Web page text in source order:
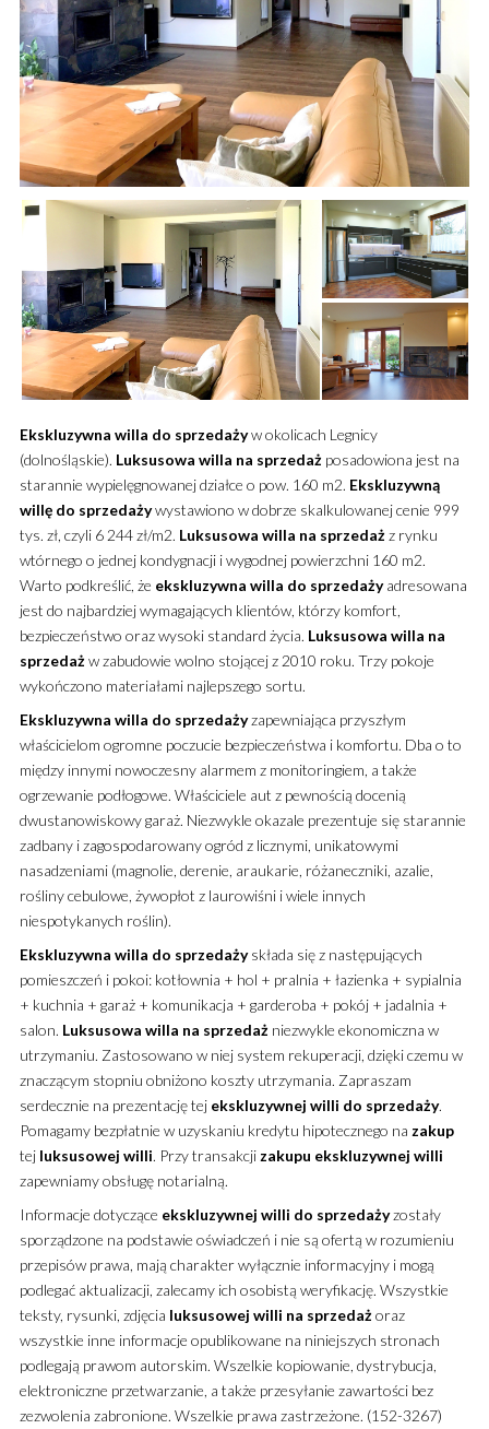
Ekskluzywna willa do sprzedażyw okolicach Legnicy
(dolnośląskie). Luksusowa willa na sprzedażposadowiona jest na
starannie wypielęgnowanej działce o pow. 160 m2. Ekskluzywną
willę do sprzedażywystawiono w dobrze skalkulowanej cenie 999
tys. zł, czyli 6 244 zł/m2. Luksusowa willa na sprzedażz rynku
wtórnego o jednej kondygnacji i wygodnej powierzchni 160 m2.
Warto podkreślić, że ekskluzywna willa do sprzedażyadresowana
jest do najbardziej wymagających klientów, którzy komfort,
bezpieczeństwo oraz wysoki standard życia. Luksusowa willa na
sprzedażw zabudowie wolno stojącej z 2010 roku. Trzy pokoje
wykończono materiałami najlepszego sortu.
Ekskluzywna willa do sprzedażyzapewniająca przyszłym
właścicielom ogromne poczucie bezpieczeństwa i komfortu. Dba o to
między innymi nowoczesny alarmem z monitoringiem, a także
ogrzewanie podłogowe. Właściciele aut z pewnością docenią
dwustanowiskowy garaż. Niezwykle okazale prezentuje się starannie
zadbany i zagospodarowany ogród z licznymi, unikatowymi
nasadzeniami (magnolie, derenie, araukarie, różaneczniki, azalie,
rośliny cebulowe, żywopłot z laurowiśni i wiele innych
niespotykanych roślin).
Ekskluzywna willa do sprzedażyskłada się z następujących
pomieszczeń i pokoi: kotłownia + hol + pralnia + łazienka + sypialnia
+ kuchnia + garaż + komunikacja + garderoba + pokój + jadalnia +
salon. Luksusowa willa na sprzedażniezwykle ekonomiczna w
utrzymaniu. Zastosowano w niej system rekuperacji, dzięki czemu w
znaczącym stopniu obniżono koszty utrzymania. Zapraszam
serdecznie na prezentację tej ekskluzywnej willi do sprzedaży.
Pomagamy bezpłatnie w uzyskaniu kredytu hipotecznego na zakup
tej luksusowej willi. Przy transakcji zakupu ekskluzywnej willi
zapewniamy obsługę notarialną.
Informacje dotyczące ekskluzywnej willi do sprzedażyzostały
sporządzone na podstawie oświadczeń i nie są ofertą w rozumieniu
przepisów prawa, mają charakter wyłącznie informacyjny i mogą
podlegać aktualizacji, zalecamy ich osobistą weryfikację. Wszystkie
teksty, rysunki, zdjęcia luksusowej willi na sprzedażoraz
wszystkie inne informacje opublikowane na niniejszych stronach
podlegają prawom autorskim. Wszelkie kopiowanie, dystrybucja,
elektroniczne przetwarzanie, a także przesyłanie zawartości bez
zezwolenia zabronione. Wszelkie prawa zastrzeżone. (152-3267)